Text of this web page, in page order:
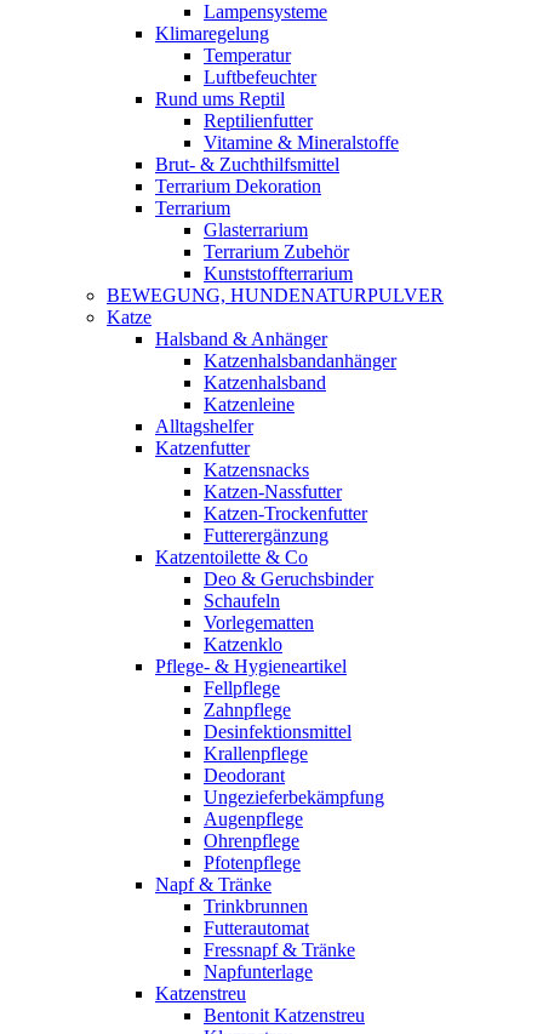
Lampensysteme
Klimaregelung
Temperatur
Luftbefeuchter
Rund ums Reptil
Reptilienfutter
Vitamine & Mineralstoffe
Brut- & Zuchthilfsmittel
Terrarium Dekoration
Terrarium
Glasterrarium
Terrarium Zubehör
Kunststoffterrarium
BEWEGUNG, HUNDENATURPULVER
Katze
Halsband & Anhänger
Katzenhalsbandanhänger
Katzenhalsband
Katzenleine
Alltagshelfer
Katzenfutter
Katzensnacks
Katzen-Nassfutter
Katzen-Trockenfutter
Futterergänzung
Katzentoilette & Co
Deo & Geruchsbinder
Schaufeln
Vorlegematten
Katzenklo
Pflege- & Hygieneartikel
Fellpflege
Zahnpflege
Desinfektionsmittel
Krallenpflege
Deodorant
Ungezieferbekämpfung
Augenpflege
Ohrenpflege
Pfotenpflege
Napf & Tränke
Trinkbrunnen
Futterautomat
Fressnapf & Tränke
Napfunterlage
Katzenstreu
Bentonit Katzenstreu